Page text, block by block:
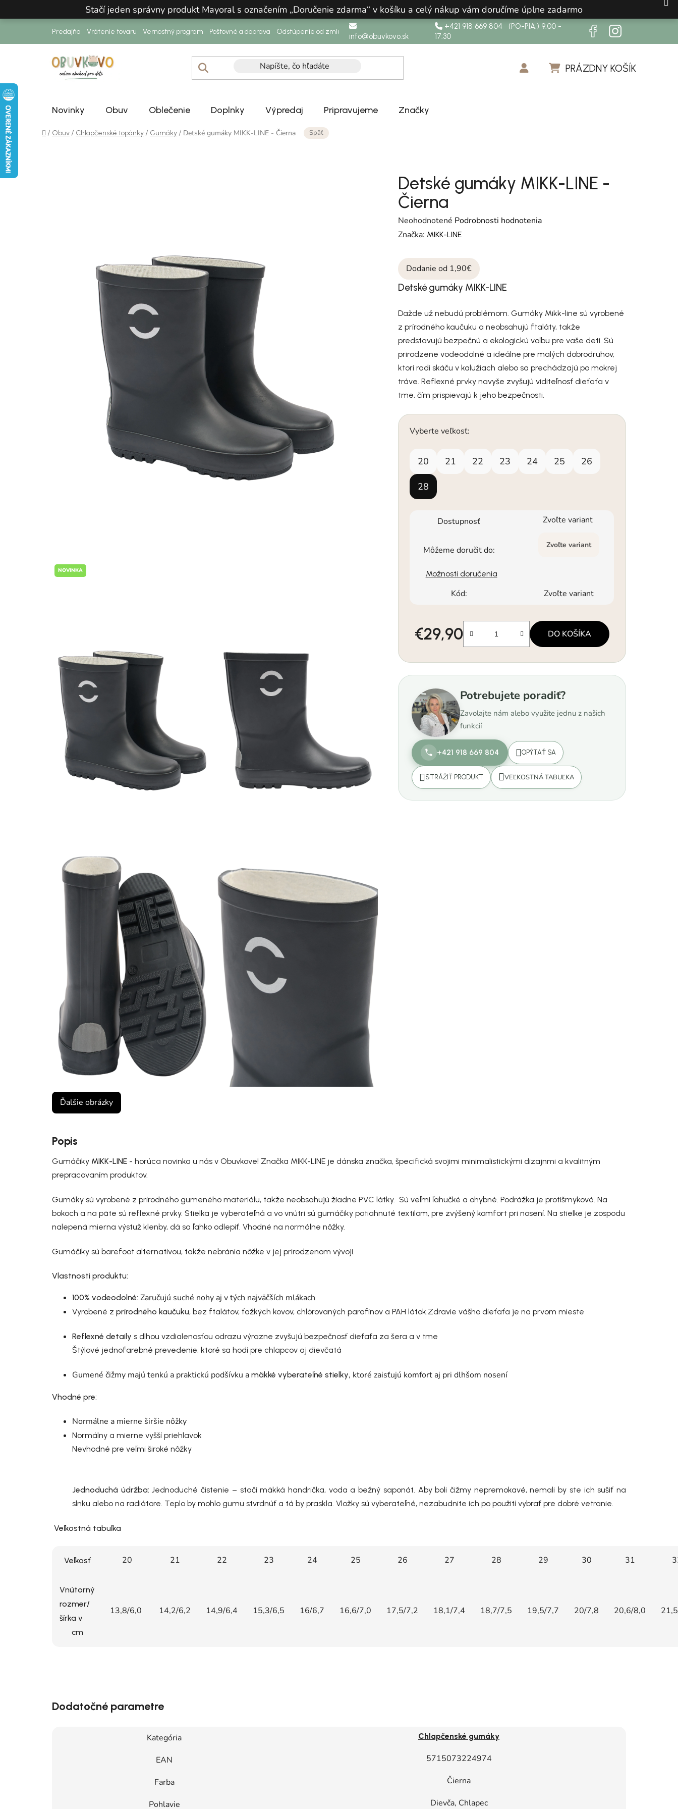
Stačí jeden správny produkt Mayoral s označením „Doručenie zdarma“ v košíku a celý nákup vám doručíme úplne zadarmo
Predajňa Vrátenie tovaru Vernostný program Poštovné a doprava Odstúpenie od zmluvy info@obuvkovo.sk
+421 918 669 804 (PO-PIA:) 9:00 -
17:30
PRÁZDNY KOŠÍK
Novinky Obuv Oblečenie Doplnky Výpredaj Pripravujeme Značky
Domov
/ Obuv / Chlapčenské topánky / Gumáky / Detské gumáky MIKK-LINE - Čierna Späť
Detské gumáky MIKK-LINE -
Čierna
Priemerné hodnotenie produktu je 0,0 z 5 hviezdičiek.
Neohodnotené Podrobnosti hodnotenia
Značka: MIKK-LINE
Dodanie od 1,90€
Detské gumáky MIKK-LINE
Dažde už nebudú problémom. Gumáky Mikk-line sú vyrobené
z prírodného kaučuku a neobsahujú ftaláty, takže
predstavujú bezpečnú a ekologickú voľbu pre vaše deti. Sú
prirodzene vodeodolné a ideálne pre malých dobrodruhov,
ktorí radi skáču v kalužiach alebo sa prechádzajú po mokrej
tráve. Reflexné prvky navyše zvyšujú viditeľnosť dieťaťa v
tme, čím prispievajú k jeho bezpečnosti.
Vyberte veľkosť:
20 21 22 23 24 25 26
28
Dostupnosť Zvoľte variant
Môžeme doručiť do: Zvoľte variant
Možnosti doručenia
Kód: Zvoľte variant
€29,90
Jednotková cena:
DO KOŠÍKA
Potrebujete poradiť?
Zavolajte nám alebo využite jednu z našich
funkcií
+421 918 669 804 OPÝTAŤ SA
STRÁŽIŤ PRODUKT VEĽKOSTNÁ TABUĽKA
NOVINKA
Ďalšie obrázky
Popis
Gumáčiky MIKK-LINE - horúca novinka u nás v Obuvkove! Značka MIKK-LINE je dánska značka, špecifická svojimi minimalistickými dizajnmi a kvalitným
prepracovaním produktov.
Gumáky sú vyrobené z prírodného gumeného materiálu, takže neobsahujú žiadne PVC látky. Sú veľmi ľahučké a ohybné. Podrážka je protišmyková. Na
bokoch a na päte sú reflexné prvky. Stielka je vyberateľná a vo vnútri sú gumáčiky potiahnuté textilom, pre zvýšený komfort pri nosení. Na stielke je zospodu
nalepená mierna výstuž klenby, dá sa ľahko odlepiť. Vhodné na normálne nôžky.
Gumáčiky sú barefoot alternatívou, takže nebránia nôžke v jej prirodzenom vývoji.
Vlastnosti produktu:
100% vodeodolné: Zaručujú suché nohy aj v tých najväčších mlákach
Vyrobené z prírodného kaučuku, bez ftalátov, ťažkých kovov, chlórovaných parafínov a PAH látok.Zdravie vášho dieťaťa je na prvom mieste
Reflexné detaily s dlhou vzdialenosťou odrazu výrazne zvyšujú bezpečnosť dieťaťa za šera a v tme
Štýlové jednofarebné prevedenie, ktoré sa hodí pre chlapcov aj dievčatá
Gumené čižmy majú tenkú a praktickú podšívku a mäkké vyberateľné stielky, ktoré zaisťujú komfort aj pri dlhšom nosení
Vhodné pre:
Normálne a mierne širšie nôžky
Normálny a mierne vyšší priehlavok
Nevhodné pre veľmi široké nôžky
Jednoduchá údržba: Jednoduché čistenie – stačí mäkká handrička, voda a bežný saponát. Aby boli čižmy nepremokavé, nemali by ste ich sušiť na
slnku alebo na radiátore. Teplo by mohlo gumu stvrdnúť a tá by praskla. Vložky sú vyberateľné, nezabudnite ich po použití vybrať pre dobré vetranie.
Veľkostná tabuľka
Veľkosť 20 21 22 23 24 25 26 27 28 29 30 31
Vnútorný
rozmer/
šírka v
cm
13,8/6,0 14,2/6,2 14,9/6,4 15,3/6,5 16/6,7 16,6/7,0 17,5/7,2 18,1/7,4 18,7/7,5 19,5/7,7 20/7,8 20,6/8,0
Dodatočné parametre
Kategória Chlapčenské gumáky
EAN 5715073224974
Farba Čierna
Pohlavie Dievča, Chlapec